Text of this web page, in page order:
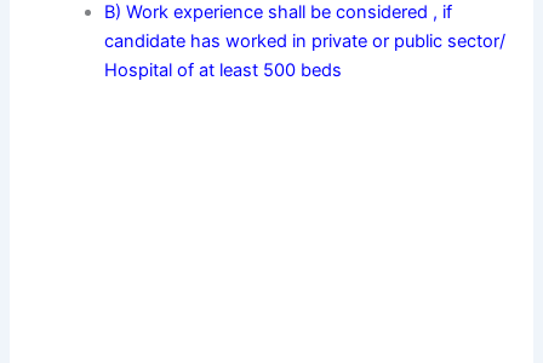
B) Work experience shall be considered , if
candidate has worked in private or public sector/
Hospital of at least 500 beds